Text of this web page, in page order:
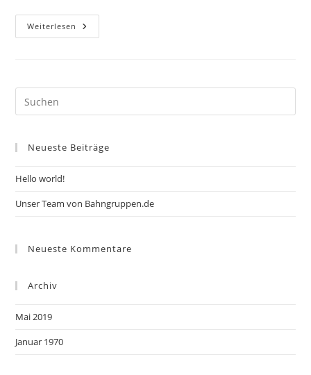
Weiterlesen Unser
Team
Neueste Beiträge
Hello world!
Unser Team von Bahngruppen.de
Neueste Kommentare
Archiv
Mai 2019
Januar 1970